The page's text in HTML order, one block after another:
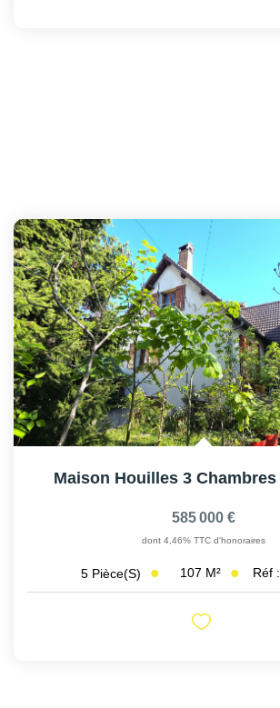
Maison Houilles 3 Chambres
585 000 €
dont 4,46% TTC d'honoraires
5 Pièce(s) 107 M² Réf :